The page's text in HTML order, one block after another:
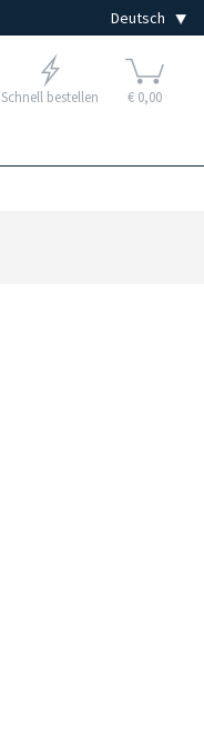
Schnell bestellen € 0,00